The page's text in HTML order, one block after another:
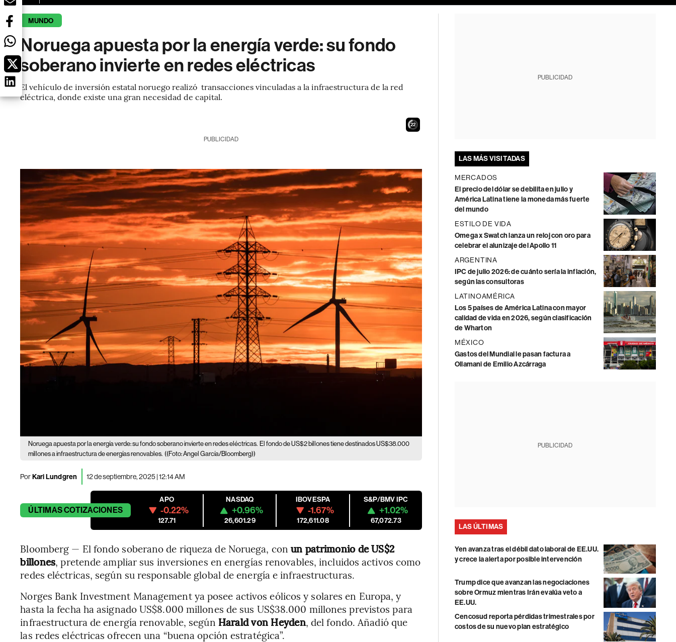
MUNDO
Noruega apuesta por la energía verde: su fondo
soberano invierte en redes eléctricas
El vehículo de inversión estatal noruego realizó transacciones vinculadas a la infraestructura de la red
eléctrica, donde existe una gran necesidad de capital.
20
PUBLICIDAD
Noruega apuesta por la energía verde: su fondo soberano invierte en redes eléctricas. El fondo de US$2 billones tiene destinados US$38.000
millones a infraestructura de energías renovables. ((Foto: Angel García/Bloomberg))
PorKari Lundgren 12 de septiembre, 2025 | 12:14 AM
ÚLTIMASCOTIZACIONES
APO
-0.22%
127.71
NASDAQ
+0.96%
26,601.29
IBOVESPA
-1.67%
172,611.08
S&P/BMV IPC
+1.02%
67,072.73
Bloomberg — El fondo soberano de riqueza de Noruega, con un patrimonio de US$2
billones, pretende ampliar sus inversiones en energías renovables, incluidos activos como
redes eléctricas, según su responsable global de energía e infraestructuras.
Norges Bank Investment Management ya posee activos eólicos y solares en Europa, y
hasta la fecha ha asignado US$8.000 millones de sus US$38.000 millones previstos para
infraestructura de energía renovable, según Harald von Heyden, del fondo. Añadió que
las redes eléctricas ofrecen una “buena opción estratégica”.
PUBLICIDAD
LAS MÁS VISITADAS
MERCADOS
El precio del dólar se debilita en julio y
América Latina tiene la moneda más fuerte
del mundo
ESTILO DE VIDA
Omega x Swatch lanza un reloj con oro para
celebrar el alunizaje del Apollo 11
ARGENTINA
IPC de julio 2026: de cuánto sería la inflación,
según las consultoras
LATINOAMÉRICA
Los 5 países de América Latina con mayor
calidad de vida en 2026, según clasificación
de Wharton
MÉXICO
Gastos del Mundial le pasan factura a
Ollamani de Emilio Azcárraga
PUBLICIDAD
LAS ÚLTIMAS
Yen avanza tras el débil dato laboral de EE.UU.
y crece la alerta por posible intervención
Trump dice que avanzan las negociaciones
sobre Ormuz mientras Irán evalúa veto a
EE.UU.
Cencosud reporta pérdidas trimestrales por
costos de su nuevo plan estratégico